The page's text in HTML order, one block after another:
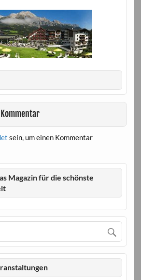
sein, um einen Kommentar
Magazin für die schönste